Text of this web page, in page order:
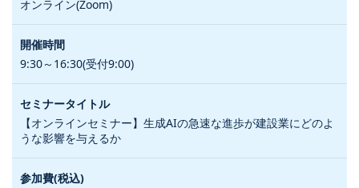
オンライン(Zoom)
9:30～16:30(受付9:00)
【オンラインセミナー】生成AIの急速な進歩が建設業にどのよ
うな影響を与えるか